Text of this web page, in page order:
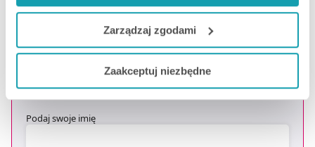
korzystasz z naszej witryny będą również przekazywane
do naszych Partnerów marketingowych i analitycznych.
Jeżeli chcesz dostosować swoją zgodę i wybrać tylko
niektóre dodatkowe funkcje, z którymi wiąże się
zbieranie danych o Twojej aktywności dokonaj
zgodami”.
Zarządzaj zgodami
Zaakceptuj niezbędne
Zapisz się do newslettera
OTRZYMAJ KOD NA DARMOWĄ
DOSTAWĘ*
* Oferta dotyczy zakupów powyżej 149 zł na wybrane formy
dostawy. Szczegóły w regulaminie -kliknij tutaj.
Podaj swoje imię